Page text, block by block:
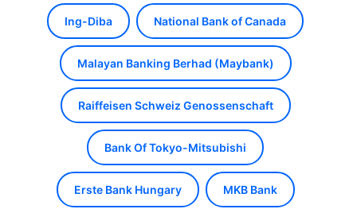
Ing-Diba National Bank of Canada
Malayan Banking Berhad (Maybank)
Raiffeisen Schweiz Genossenschaft
Bank Of Tokyo-Mitsubishi
Erste Bank Hungary MKB Bank